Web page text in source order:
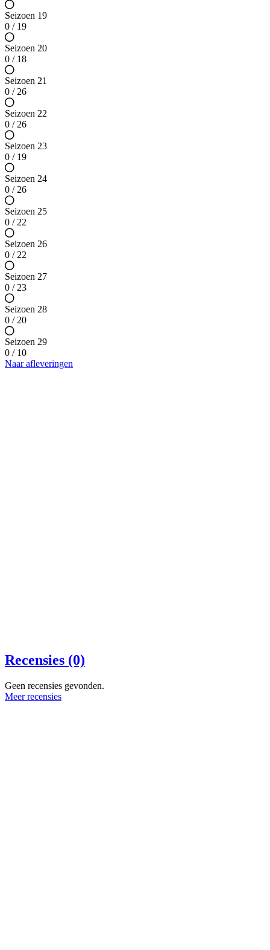
Seizoen 19
0 / 19
Seizoen 20
0 / 18
Seizoen 21
0 / 26
Seizoen 22
0 / 26
Seizoen 23
0 / 19
Seizoen 24
0 / 26
Seizoen 25
0 / 22
Seizoen 26
0 / 22
Seizoen 27
0 / 23
Seizoen 28
0 / 20
Seizoen 29
0 / 10
Naar afleveringen
Recensies (0)
Geen recensies gevonden.
Meer recensies